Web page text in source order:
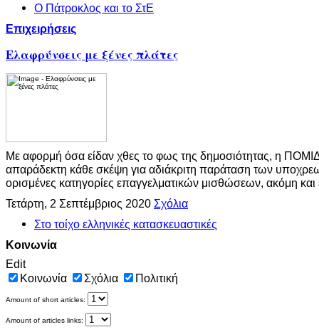
Ο Πάτροκλος και το ΣτΕ
Επιχειρήσεις
Ελαφρύνσεις με ξένες πλάτες
Με αφορμή όσα είδαν χθες το φως της δημοσιότητας, η
απαράδεκτη κάθε σκέψη για αδιάκριτη παράταση των
ορισμένες κατηγορίες επαγγελματικών μισθώσεων, ακόμη και
Τετάρτη, 2 Σεπτέμβριος 2020 Σχόλια
Στο τοίχο ελληνικές κατασκευαστικές
Κοινωνία
Edit
Κοινωνία
Σχόλια Πολιτική
Amount of short articles:
Amount of articles links: